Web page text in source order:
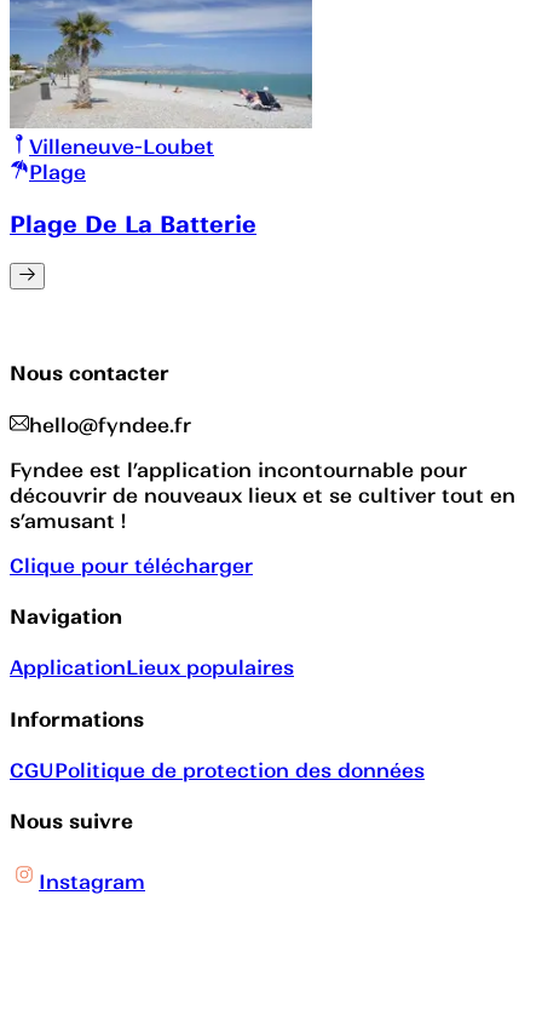
Villeneuve-Loubet
Plage
Plage De La Batterie
Nous contacter
hello@fyndee.fr
Fyndee est l’application incontournable pour
découvrir de nouveaux lieux et se cultiver tout en
s’amusant !
Clique pour télécharger
Navigation
ApplicationLieux populaires
Informations
CGUPolitique de protection des données
Nous suivre
Instagram